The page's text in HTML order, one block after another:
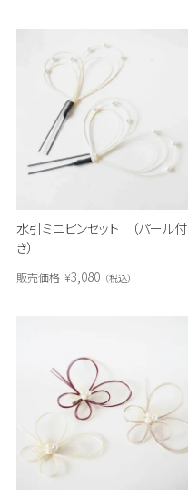
水引ミニピンセット （パール付
き）
販売価格 ¥3,080 税込